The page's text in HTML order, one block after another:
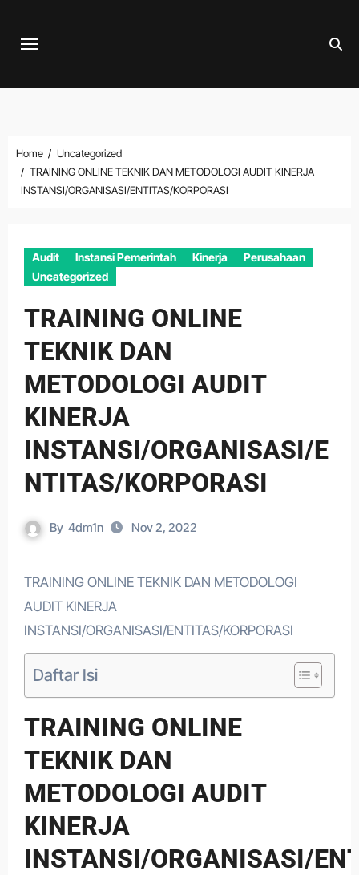
Home
Uncategorized
TRAINING ONLINE TEKNIK DAN METODOLOGI AUDIT KINERJA
INSTANSI/ORGANISASI/ENTITAS/KORPORASI
Audit Instansi Pemerintah Kinerja
Perusahaan
Uncategorized
TRAINING ONLINE
TEKNIK DAN
METODOLOGI AUDIT
KINERJA
INSTANSI/ORGANISASI/E
NTITAS/KORPORASI
By 4dm1n Nov 2, 2022
TRAINING ONLINE TEKNIK DAN METODOLOGI
AUDIT KINERJA
INSTANSI/ORGANISASI/ENTITAS/KORPORASI
Daftar Isi
TRAINING ONLINE
TEKNIK DAN
METODOLOGI AUDIT
KINERJA
INSTANSI/ORGANISASI/